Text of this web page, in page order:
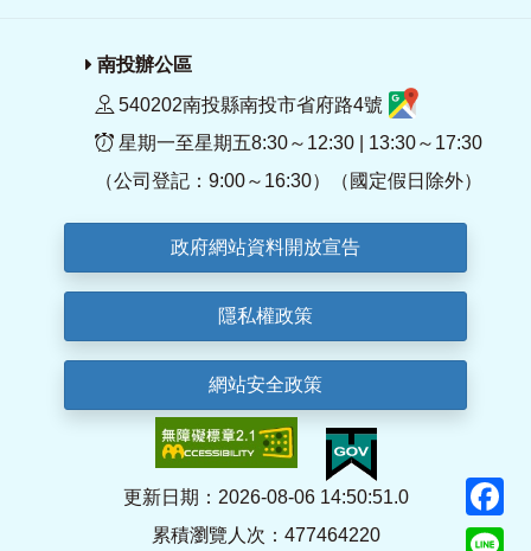
南投辦公區
540202南投縣南投市省府路4號
星期一至星期五8:30～12:30 | 13:30～17:30
（公司登記：9:00～16:30）（國定假日除外）
政府網站資料開放宣告
隱私權政策
網站安全政策
更新日期：2026-08-06 14:50:51.0
累積瀏覽人次：477464220